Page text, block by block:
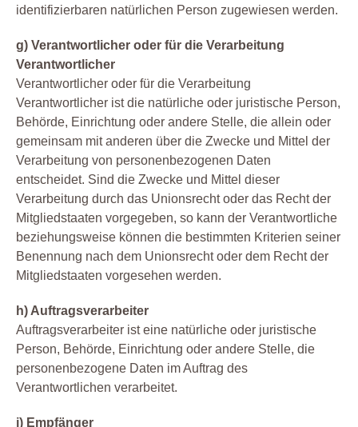
identifizierbaren natürlichen Person zugewiesen werden.
g) Verantwortlicher oder für die Verarbeitung
Verantwortlicher
Verantwortlicher oder für die Verarbeitung
Verantwortlicher ist die natürliche oder juristische Person,
Behörde, Einrichtung oder andere Stelle, die allein oder
gemeinsam mit anderen über die Zwecke und Mittel der
Verarbeitung von personenbezogenen Daten
entscheidet. Sind die Zwecke und Mittel dieser
Verarbeitung durch das Unionsrecht oder das Recht der
Mitgliedstaaten vorgegeben, so kann der Verantwortliche
beziehungsweise können die bestimmten Kriterien seiner
Benennung nach dem Unionsrecht oder dem Recht der
Mitgliedstaaten vorgesehen werden.
h) Auftragsverarbeiter
Auftragsverarbeiter ist eine natürliche oder juristische
Person, Behörde, Einrichtung oder andere Stelle, die
personenbezogene Daten im Auftrag des
Verantwortlichen verarbeitet.
i) Empfänger